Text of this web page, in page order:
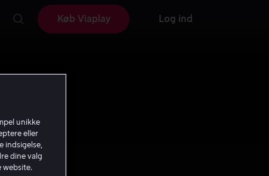
Køb Viaplay Log ind
unikke
eller
indsigelse,
dine valg
website.